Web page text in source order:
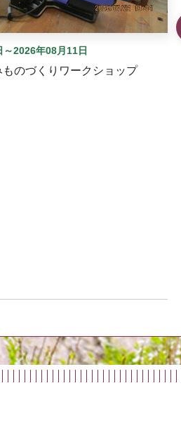
2026年08月11日
のづくりワークショップ